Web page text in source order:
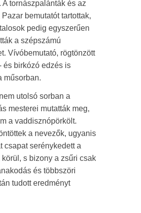
A tornászpalánták és az
bemutatót tartottak,
pedig egyszerűen
a szépszámú
Vívóbemutató, rögtönzött
és birkózó edzés is
műsorban.
utolsó sorban a
mesterei mutatták meg,
a vaddisznópörkölt.
a nevezők, ugyanis
csapat serénykedett a
körül, s bizony a zsűri csak
és többszöri
tudott eredményt